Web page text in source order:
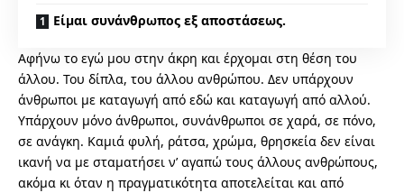
Είμαι συνάνθρωπος εξ αποστάσεως.
Αφήνω το εγώ μου στην άκρη και έρχομαι στη θέση του
άλλου. Του δίπλα, του άλλου ανθρώπου. Δεν υπάρχουν
άνθρωποι με καταγωγή από εδώ και καταγωγή από αλλού.
Υπάρχουν μόνο άνθρωποι, συνάνθρωποι σε χαρά, σε πόνο,
σε ανάγκη. Καμιά φυλή, ράτσα, χρώμα, θρησκεία δεν είναι
ικανή να με σταματήσει ν’ αγαπώ τους άλλους ανθρώπους,
ακόμα κι όταν η πραγματικότητα αποτελείται και από